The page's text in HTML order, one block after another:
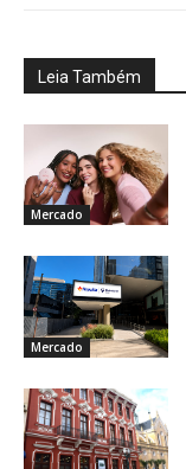
Leia Também
Mercado
Mercado